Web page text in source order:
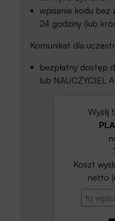
wpisanie kodu bez
24 godziny (lub
Komunikat dla
bezpłatny dostęp
lub NAUCZYCIEL
Wyślij
Koszt
netto (